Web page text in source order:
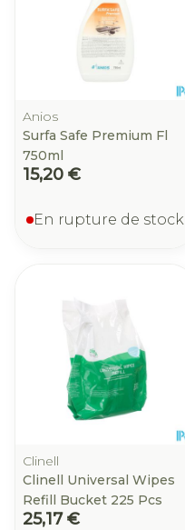
Anios
Surfa Safe Premium Fl
750ml
15,20 €
En rupture de stock
Clinell
Clinell Universal Wipes
Refill Bucket 225 Pcs
25,17 €